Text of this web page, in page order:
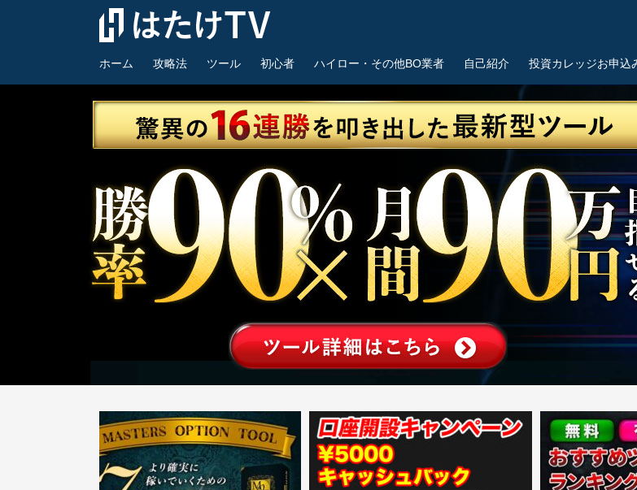
ホーム 攻略法 ツール 初心者 ハイロー・その他BO業者 自己紹介 投資カレッジお申込